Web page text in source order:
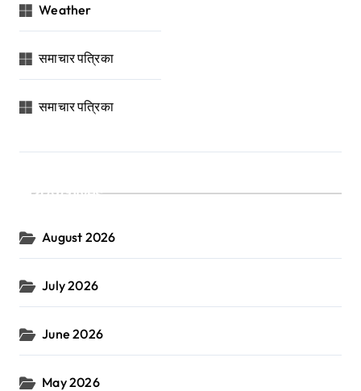
Weather
समाचार पत्रिका
समाचार पत्रिका
Archives
August 2026
July 2026
June 2026
May 2026